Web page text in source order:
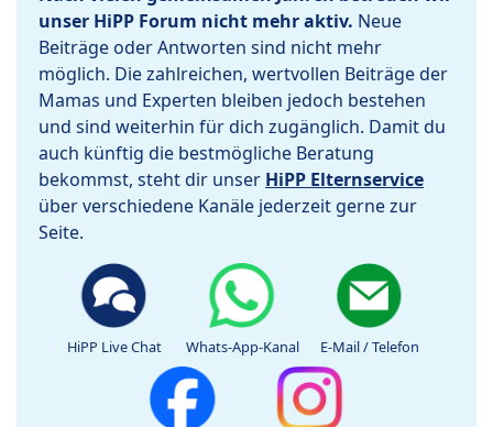
unser HiPP Forum nicht mehr aktiv. Neue
Beiträge oder Antworten sind nicht mehr
möglich. Die zahlreichen, wertvollen Beiträge der
Mamas und Experten bleiben jedoch bestehen
und sind weiterhin für dich zugänglich. Damit du
auch künftig die bestmögliche Beratung
bekommst, steht dir unser HiPP Elternservice
über verschiedene Kanäle jederzeit gerne zur
Seite.
HiPP Live Chat Whats-App-Kanal E-Mail / Telefon